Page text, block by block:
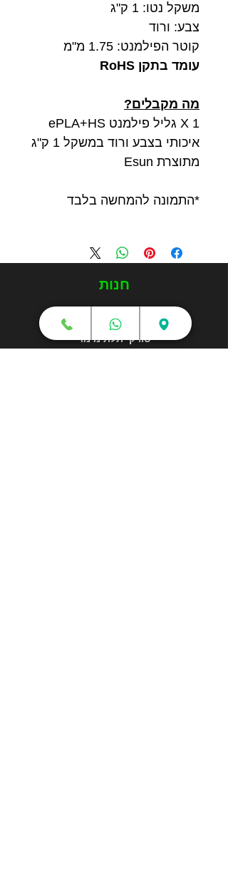
משקל נטו: 1 ק"ג
צבע: ורוד
קוטר הפילמנט: 1.75 מ"מ
עומד בתקן RoHS
מה מקבלים?
1 X גליל פילמנט ePLA+HS
איכותי בצבע ורוד במשקל 1 ק"ג
מתוצרת Esun
*התמונה להמחשה בלבד
חנות
מדפסות תלת מימד
סורקי תלת מימד